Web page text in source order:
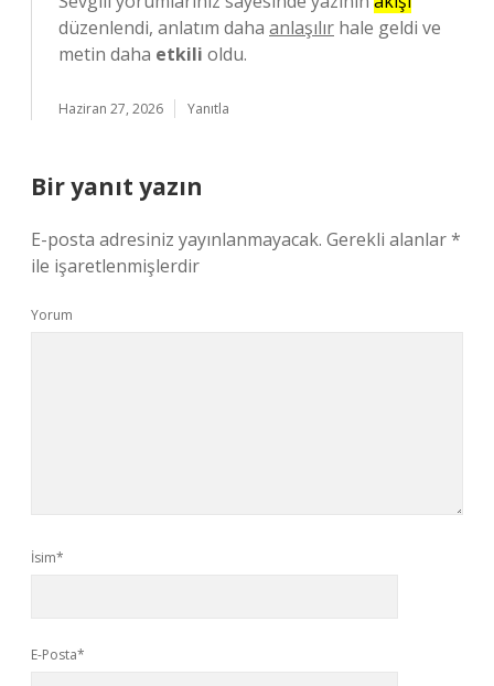
düzenlendi, anlatım daha anlaşılır hale geldi ve
metin daha etkili oldu.
Haziran 27, 2026 Yanıtla
Bir yanıt yazın
E-posta adresiniz yayınlanmayacak. Gerekli alanlar*
ile işaretlenmişlerdir
Yorum
İsim*
E-Posta*